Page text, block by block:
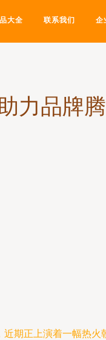
大全 联系我们 企
力品牌
期正上演着一幅热火